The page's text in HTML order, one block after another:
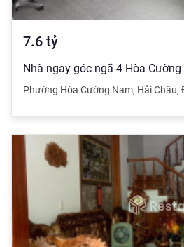
7.6 tỷ
Nhà ngay góc ngã 4 Hòa
Phường Hòa Cường Nam, Hải Châu,